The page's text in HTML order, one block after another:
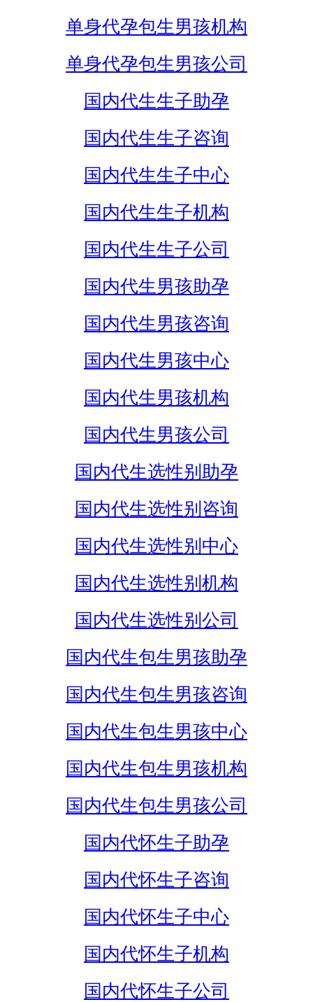
单身代孕包生男孩机构
单身代孕包生男孩公司
国内代生生子助孕
国内代生生子咨询
国内代生生子中心
国内代生生子机构
国内代生生子公司
国内代生男孩助孕
国内代生男孩咨询
国内代生男孩中心
国内代生男孩机构
国内代生男孩公司
国内代生选性别助孕
国内代生选性别咨询
国内代生选性别中心
国内代生选性别机构
国内代生选性别公司
国内代生包生男孩助孕
国内代生包生男孩咨询
国内代生包生男孩中心
国内代生包生男孩机构
国内代生包生男孩公司
国内代怀生子助孕
国内代怀生子咨询
国内代怀生子中心
国内代怀生子机构
国内代怀生子公司